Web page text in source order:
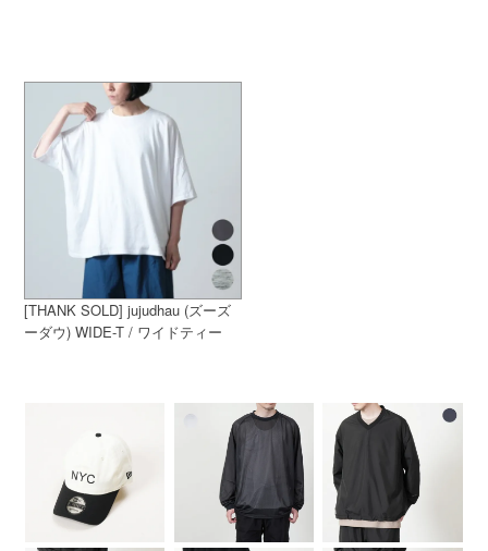
[THANK SOLD] jujudhau (ズーズ
ーダウ) WIDE-T / ワイドティー